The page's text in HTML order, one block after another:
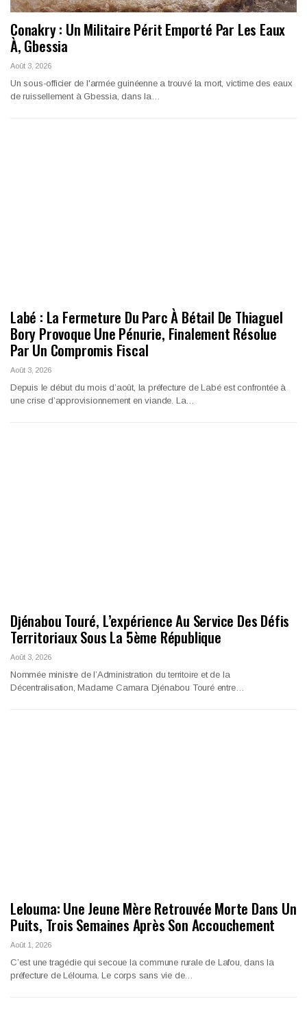
Conakry : Un Militaire Périt Emporté Par Les Eaux
À, Gbessia
Août 3, 2026
Un sous-officier de l'armée guinéenne a trouvé la mort, victime des eaux
de ruissellement à Gbessia, dans la…
Labé : La Fermeture Du Parc À Bétail De Thiaguel
Bory Provoque Une Pénurie, Finalement Résolue
Par Un Compromis Fiscal
Août 3, 2026
Depuis le début du mois d’août, la préfecture de Labé est confrontée à
une crise d’approvisionnement en viande. La…
Djénabou Touré, L’expérience Au Service Des Défis
Territoriaux Sous La 5ème République
Août 3, 2026
Nommée ministre de l’Administration du territoire et de la
Décentralisation, Madame Camara Djénabou Touré entre…
Lelouma: Une Jeune Mère Retrouvée Morte Dans Un
Puits, Trois Semaines Après Son Accouchement
Août 1, 2026
C’est une tragédie qui secoue la commune rurale de Lafou, dans la
préfecture de Lélouma. Le corps sans vie de…